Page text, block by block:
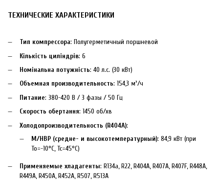
ТЕХНИЧЕСКИЕ ХАРАКТЕРИСТИКИ
Тип компрессора: Полугерметичный поршневой
Кількість циліндрів: 6
Номінальна потужність: 40 л.с. (30 кВт)
Объемная производительность: 154,3 м³/ч
Питание: 380-420 В / 3 фазы / 50 Гц
Скорость обертання: 1450 об/хв
Холодопроизводительность (R404A):
M/HBP (средне- и высокотемпературный): 84,9 кВт (при
To=-10°C, Tc=45°C)
Применяемые хладагенты: R134a, R22, R404A, R407A, R407F, R448A,
R449A, R450A, R452A, R507, R513A